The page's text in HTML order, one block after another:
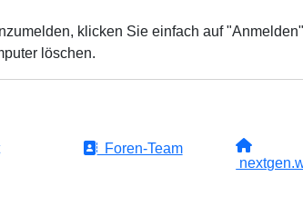
klicken Sie einfach auf
löschen.
Foren-Team